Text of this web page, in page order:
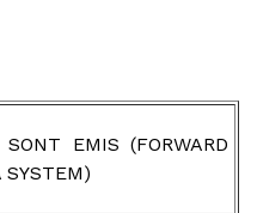
EMIS (FORWARD
SYSTEM)